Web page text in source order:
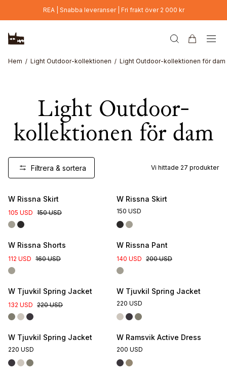
Hoppa till huvudinnehållREA | Snabba leveranser | Fri frakt över 2 000 kr
Hem Light Outdoor-kollektionen Light Outdoor-kollektionen för dam
Light Outdoor-
kollektionen för dam
Filtrera & sortera Vi hittade 27 produkter
W Rissna Skirt
105 USD 150 USD
W Rissna Skirt
150 USD
W Rissna Shorts
112 USD 160 USD
W Rissna Pant
140 USD 200 USD
W Tjuvkil Spring Jacket
132 USD 220 USD
W Tjuvkil Spring Jacket
220 USD
W Tjuvkil Spring Jacket
220 USD
W Ramsvik Active Dress
200 USD